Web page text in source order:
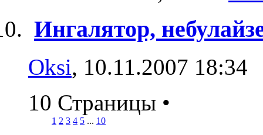
Ингалятор,
Oksi, 10.11.2007 18:34
10 Страницы •
1 2 3 4 5 ... 10